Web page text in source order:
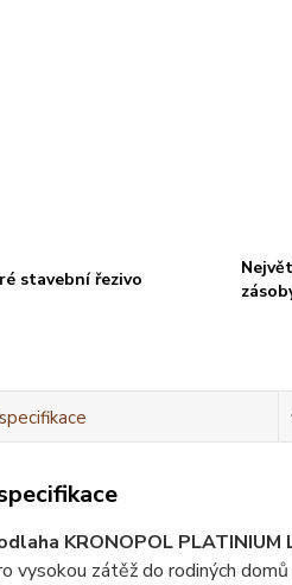
stavební řezivo
KRONOPOL PLATINIUM
vysokou zátěž do rodiných